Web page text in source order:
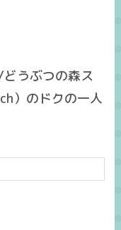
うぶつの森ス
）のドクの一人